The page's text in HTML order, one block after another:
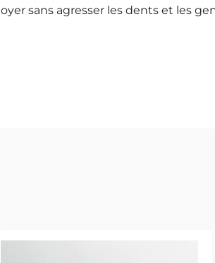
sans agresser les dents et les